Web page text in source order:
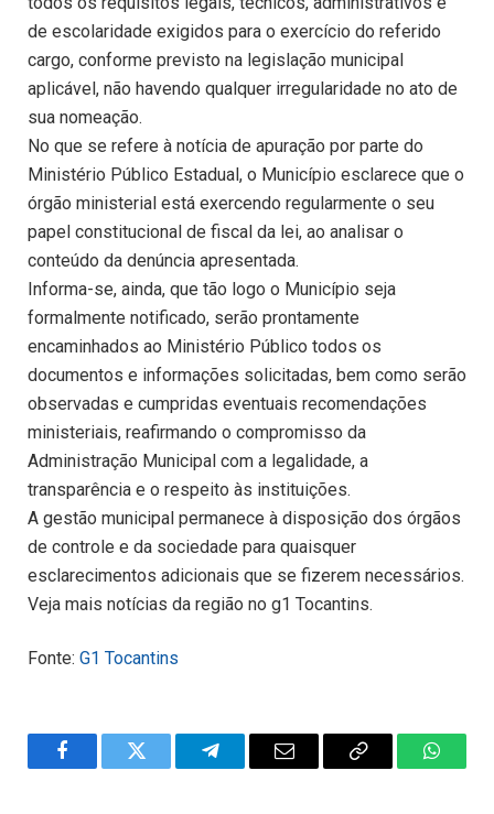
de escolaridade exigidos para o exercício do referido
cargo, conforme previsto na legislação municipal
aplicável, não havendo qualquer irregularidade no ato de
sua nomeação.
No que se refere à notícia de apuração por parte do
Ministério Público Estadual, o Município esclarece que o
órgão ministerial está exercendo regularmente o seu
papel constitucional de fiscal da lei, ao analisar o
conteúdo da denúncia apresentada.
Informa-se, ainda, que tão logo o Município seja
formalmente notificado, serão prontamente
encaminhados ao Ministério Público todos os
documentos e informações solicitadas, bem como serão
observadas e cumpridas eventuais recomendações
ministeriais, reafirmando o compromisso da
Administração Municipal com a legalidade, a
transparência e o respeito às instituições.
A gestão municipal permanece à disposição dos órgãos
de controle e da sociedade para quaisquer
esclarecimentos adicionais que se fizerem necessários.
Veja mais notícias da região no g1 Tocantins.
Fonte: G1 Tocantins
FacebookTwitter TelegramEmail
Copy